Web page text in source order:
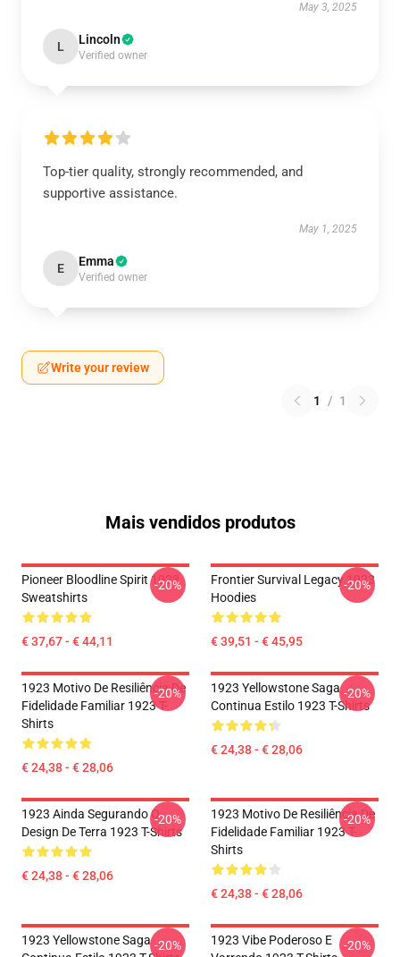
May 3, 2025
L Lincoln
Verified owner
Top-tier quality, strongly recommended, and
supportive assistance.
May 1, 2025
E Emma
Verified owner
Write your review
1 / 1
Mais vendidos produtos
Pioneer Bloodline Spirit 1923
Sweatshirts
€ 37,67 - € 44,11
-20%
Frontier Survival Legacy 1923
Hoodies
€ 39,51 - € 45,95
-20%
1923 Motivo De Resiliência De
Fidelidade Familiar 1923 T-
Shirts
€ 24,38 - € 28,06
-20%
1923 Yellowstone Saga
Continua Estilo 1923 T-Shirts
€ 24,38 - € 28,06
-20%
1923 Ainda Segurando O
Design De Terra 1923 T-Shirts
€ 24,38 - € 28,06
-20%
1923 Motivo De Resiliência De
Fidelidade Familiar 1923 T-
Shirts
€ 24,38 - € 28,06
-20%
1923 Yellowstone Saga -20%
1923 Vibe Poderoso E
-20%